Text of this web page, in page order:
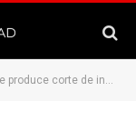
de ingreso a Camiones en la empresa Arcor